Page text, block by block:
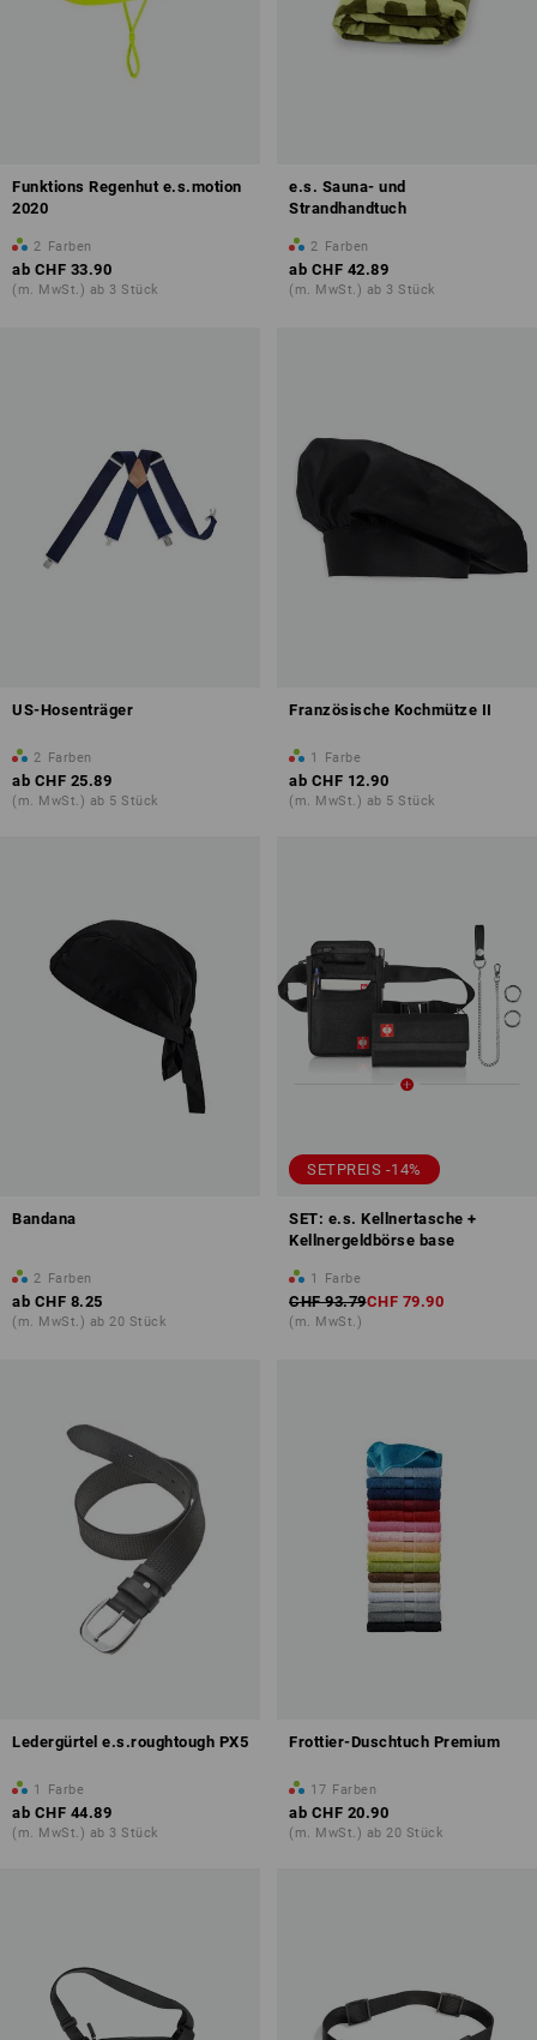
Funktions Regenhut e.s.motion
2020
2 Farben
ab CHF 33.90
(m. MwSt.) ab 3 Stück
e.s. Sauna- und
Strandhandtuch
2 Farben
ab CHF 42.89
(m. MwSt.) ab 3 Stück
US-Hosenträger
2 Farben
ab CHF 25.89
(m. MwSt.) ab 5 Stück
Französische Kochmütze II
1 Farbe
ab CHF 12.90
(m. MwSt.) ab 5 Stück
Bandana
2 Farben
ab CHF 8.25
(m. MwSt.) ab 20 Stück
SETPREIS -14%
SET: e.s. Kellnertasche +
Kellnergeldbörse base
1 Farbe
CHF 93.79CHF 79.90
(m. MwSt.)
Ledergürtel e.s.roughtough PX5
1 Farbe
ab CHF 44.89
(m. MwSt.) ab 3 Stück
Frottier-Duschtuch Premium
17 Farben
ab CHF 20.90
(m. MwSt.) ab 20 Stück